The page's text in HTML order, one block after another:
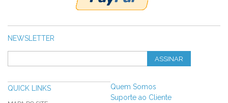
NEWSLETTER
ASSINAR
QUICK LINKS
Quem Somos
Suporte ao Cliente